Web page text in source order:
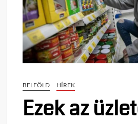
BELFÖLD HÍREK
Ezek az